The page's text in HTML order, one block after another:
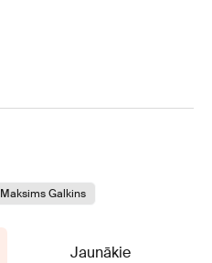
Maksims Galkins
Jaunākie